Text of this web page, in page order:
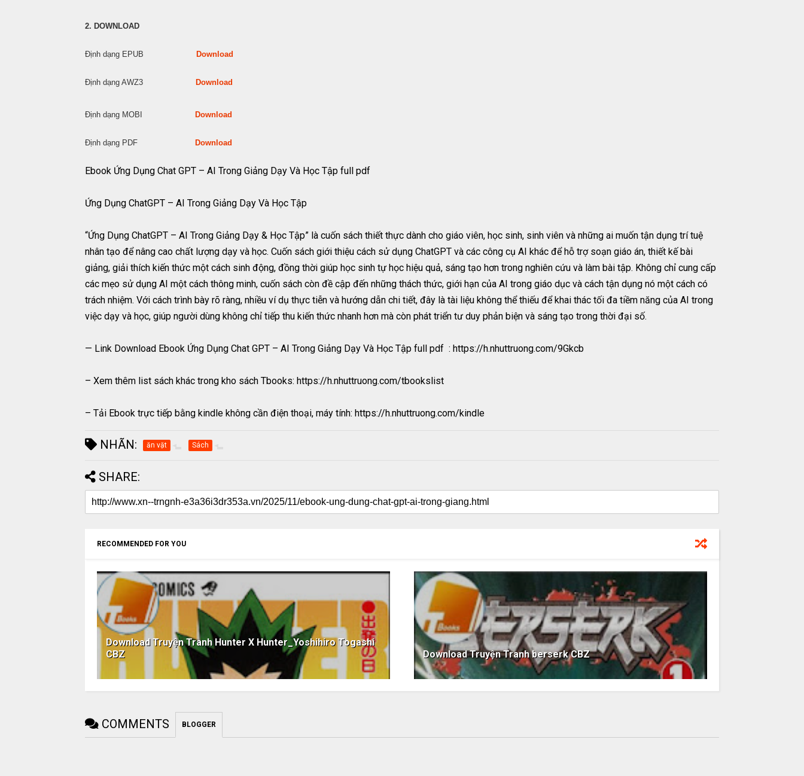
2. DOWNLOAD
Định dạng EPUB Download
Định dạng AWZ3 Download
Định dạng MOBI Download
Định dạng PDF Download
Ebook Ứng Dụng Chat GPT – AI Trong Giảng Dạy Và Học Tập full pdf
Ứng Dụng ChatGPT – AI Trong Giảng Dạy Và Học Tập
“Ứng Dụng ChatGPT – AI Trong Giảng Dạy & Học Tập” là cuốn sách thiết thực dành cho giáo viên, học sinh, sinh viên và những ai muốn tận dụng trí tuệ
nhân tạo để nâng cao chất lượng dạy và học. Cuốn sách giới thiệu cách sử dụng ChatGPT và các công cụ AI khác để hỗ trợ soạn giáo án, thiết kế bài
giảng, giải thích kiến thức một cách sinh động, đồng thời giúp học sinh tự học hiệu quả, sáng tạo hơn trong nghiên cứu và làm bài tập. Không chỉ cung cấp
các mẹo sử dụng AI một cách thông minh, cuốn sách còn đề cập đến những thách thức, giới hạn của AI trong giáo dục và cách tận dụng nó một cách có
trách nhiệm. Với cách trình bày rõ ràng, nhiều ví dụ thực tiễn và hướng dẫn chi tiết, đây là tài liệu không thể thiếu để khai thác tối đa tiềm năng của AI trong
việc dạy và học, giúp người dùng không chỉ tiếp thu kiến thức nhanh hơn mà còn phát triển tư duy phản biện và sáng tạo trong thời đại số.
— Link Download Ebook Ứng Dụng Chat GPT – AI Trong Giảng Dạy Và Học Tập full pdf : https://h.nhuttruong.com/9Gkcb
– Xem thêm list sách khác trong kho sách Tbooks: https://h.nhuttruong.com/tbookslist
– Tải Ebook trực tiếp bằng kindle không cần điện thoại, máy tính: https://h.nhuttruong.com/kindle
NHÃN: ăn vặt Sách
SHARE:
RECOMMENDED FOR YOU
Download Truyện Tranh Hunter X Hunter_Yoshihiro Togashi
CBZ
Download Truyện Tranh berserk CBZ
COMMENTS BLOGGER